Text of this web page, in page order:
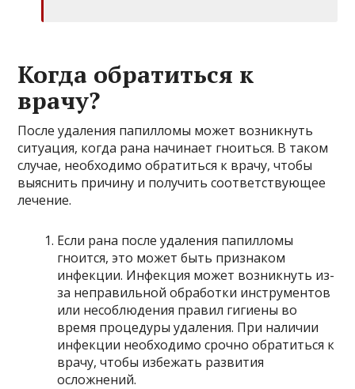
Когда обратиться к
врачу?
После удаления папилломы может возникнуть
ситуация, когда рана начинает гноиться. В таком
случае, необходимо обратиться к врачу, чтобы
выяснить причину и получить соответствующее
лечение.
Если рана после удаления папилломы
гноится, это может быть признаком
инфекции. Инфекция может возникнуть из-
за неправильной обработки инструментов
или несоблюдения правил гигиены во
время процедуры удаления. При наличии
инфекции необходимо срочно обратиться к
врачу, чтобы избежать развития
осложнений.